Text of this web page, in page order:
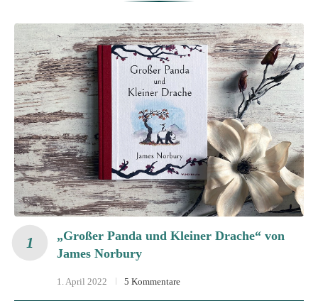
„Großer Panda und Kleiner Drache“ von
James Norbury
1. April 2022 5 Kommentare